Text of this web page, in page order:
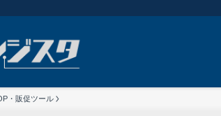
・販促ツール